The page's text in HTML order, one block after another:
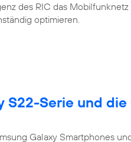
des RIC das Mobilfunknetz
optimieren.
S22-Serie und die
Galaxy Smartphones